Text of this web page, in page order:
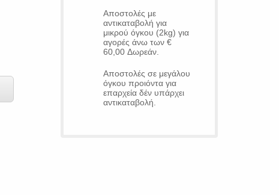
Αποστολές με
αντικαταβολή για
μικρού όγκου (2kg) για
αγορές άνω των €
60,00 Δωρεάν.
Αποστολές σε μεγάλου
όγκου προιόντα για
επαρχεία δέν υπάρχει
αντικαταβολή.